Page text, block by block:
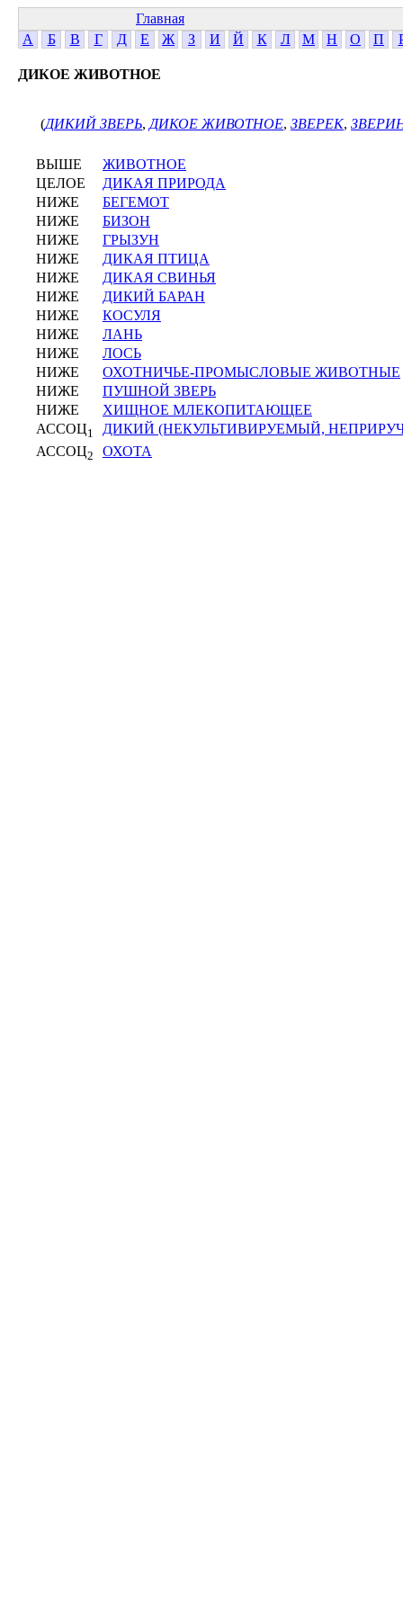
Главная
А
Б В Г Д Е Ж З И Й К Л М Н О П
ДИКОЕ ЖИВОТНОЕ
(ДИКИЙ ЗВЕРЬ, ДИКОЕ ЖИВОТНОЕ, ЗВЕРЕК,
ВЫШЕ
ЖИВОТНОЕ
ЦЕЛОЕ
ДИКАЯ ПРИРОДА
НИЖЕ
БЕГЕМОТ
НИЖЕ
БИЗОН
НИЖЕ
ГРЫЗУН
НИЖЕ
ДИКАЯ ПТИЦА
НИЖЕ
ДИКАЯ СВИНЬЯ
НИЖЕ
ДИКИЙ БАРАН
НИЖЕ
КОСУЛЯ
НИЖЕ
ЛАНЬ
НИЖЕ
ЛОСЬ
НИЖЕ
ОХОТНИЧЬЕ-ПРОМЫСЛОВЫЕ ЖИВОТНЫЕ
НИЖЕ
ПУШНОЙ ЗВЕРЬ
НИЖЕ
ХИЩНОЕ МЛЕКОПИТАЮЩЕЕ
АССОЦ1
ДИКИЙ (НЕКУЛЬТИВИРУЕМЫЙ,
АССОЦ2 ОХОТА